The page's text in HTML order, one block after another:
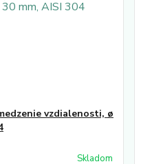
vzdialenosti, ø
Skladom